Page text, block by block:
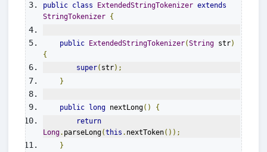
public class ExtendedStringTokenizer extends
StringTokenizer {
public ExtendedStringTokenizer(String str)
{
super( str);
}
public long nextLong()
{
return
Long. parseLong(this . nextToken());
}